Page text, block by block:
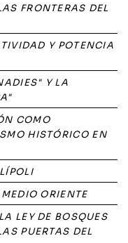
FRONTERAS DEL
Y POTENCIA
Y LA
COMO
HISTÓRICO EN
ORIENTE
LEY DE BOSQUES
PUERTAS DEL